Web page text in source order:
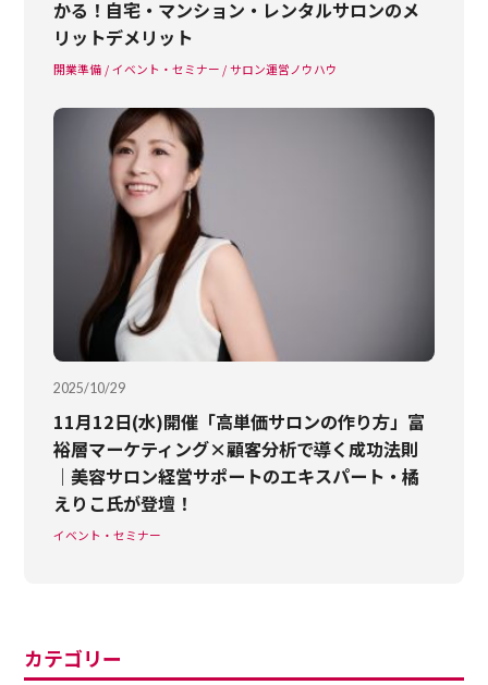
かる！自宅・マンション・レンタルサロンのメ
リットデメリット
開業準備 イベント・セミナー サロン運営ノウハウ
2025/10/29
11月12日(水)開催「高単価サロンの作り方」富
裕層マーケティング×顧客分析で導く成功法則
｜美容サロン経営サポートのエキスパート・橘
えりこ氏が登壇！
イベント・セミナー
カテゴリー